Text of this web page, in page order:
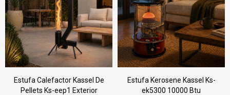
Estufa Calefactor Kassel De
Pellets Ks-eep1 Exterior
Estufa Kerosene Kassel Ks-
ek5300 10000 Btu